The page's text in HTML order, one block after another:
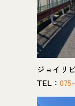
ジョイリ
TEL：